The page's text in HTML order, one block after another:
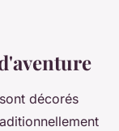
décorés